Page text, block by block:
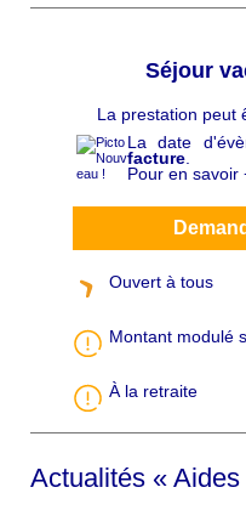
Séjour
a
ô
La prestation peut
La date
facture.
Pour en savoir
Ouvert à tous
Montant modulé
À la retraite
Actualités «